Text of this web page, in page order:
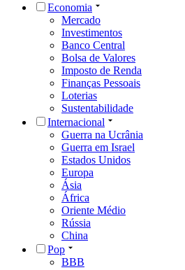
Economia
Mercado
Investimentos
Banco Central
Bolsa de Valores
Imposto de Renda
Finanças Pessoais
Loterias
Sustentabilidade
Internacional
Guerra na Ucrânia
Guerra em Israel
Estados Unidos
Europa
Ásia
África
Oriente Médio
Rússia
China
Pop
BBB